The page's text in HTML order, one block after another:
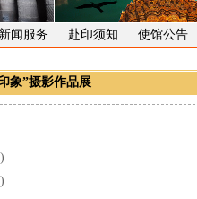
新闻服务 赴印须知 使馆公告
象”摄影作品展